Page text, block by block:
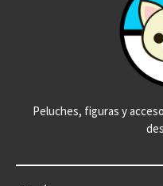
Peluches, figuras y